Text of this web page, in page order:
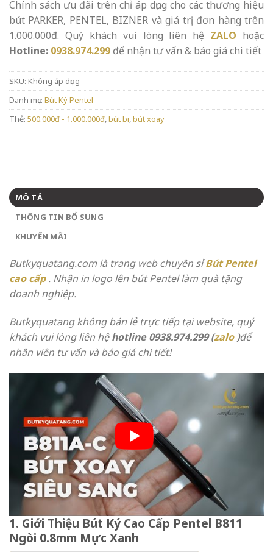
Chính sách ưu đãi trên chỉ áp dụng cho các thương hiệu
bút PARKER, PENTEL, BIZNER và giá trị đơn hàng trên
1.000.000đ. Quý khách vui lòng liên hệ ZALO hoặc
Hotline: 0938.974.299 để nhận tư vấn & báo giá chi tiết
SKU: Không áp dụng
Danh mục: Bút Ký Pentel
Thẻ: 500.000đ - 1.000.000đ bút bi bút xoay
MÔ TẢ
THÔNG TIN BỔ SUNG
KHUYẾN MÃI
Butkyquatang.com là trang web chuyên sỉ Bút Pentel
cao cấp. Nhận in logo lên bút Pentel làm quà tặng
doanh nghiệp.
Butkyquatang không bán lẻ trực tiếp tại website, quý
khách vui lòng liên hệhotline 0938.974.299 (zalo )để
nhân viên tư vấn và báo giá chi tiết!
1. Giới Thiệu Bút Ký Cao Cấp Pentel B811
Ngòi 0.8mm Mực Xanh